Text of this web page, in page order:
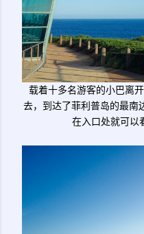
载着十多名游客的小巴离
去，到达了菲利普岛的最南
在入口处就可以